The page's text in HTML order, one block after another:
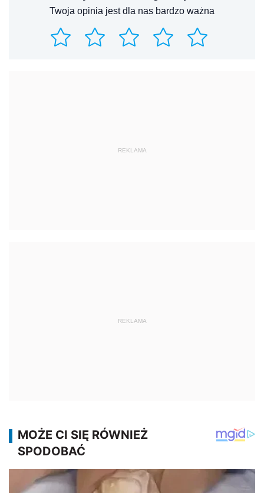
Twoja opinia jest dla nas bardzo ważna
REKLAMA
REKLAMA